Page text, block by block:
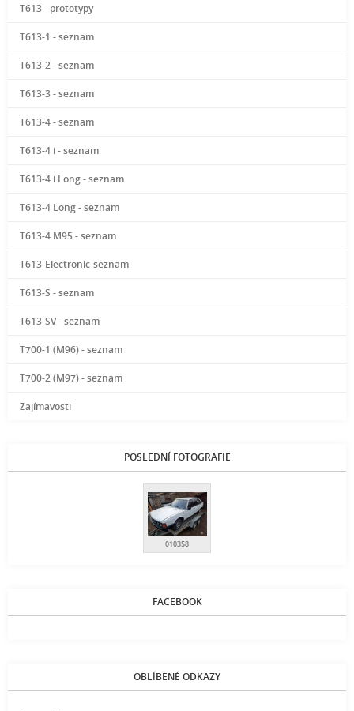
T613 - prototypy
T613-1 - seznam
T613-2 - seznam
T613-3 - seznam
T613-4 - seznam
T613-4 i - seznam
T613-4 i Long - seznam
T613-4 Long - seznam
T613-4 M95 - seznam
T613-Electronic-seznam
T613-S - seznam
T613-SV - seznam
T700-1 (M96) - seznam
T700-2 (M97) - seznam
Zajímavosti
POSLEDNÍ FOTOGRAFIE
010358
FACEBOOK
OBLÍBENÉ ODKAZY